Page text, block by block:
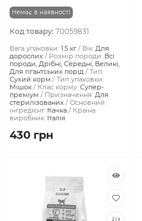
Немає в наявності
Код товару: 70059831
Вага упаковки: 1.5 кг Вік: Для
дорослих
Розмір породи: Всі
породи, Дрібні, Середні, Великі,
Для гігантських порід
Тип:
Сухий корм
Тип упаковки:
Мішок
Клас корму: Супер-
преміум
Призначення: Для
стерилізованих
Основний
інгредієнт: Качка
Країна
виробник: Італія
430 грн